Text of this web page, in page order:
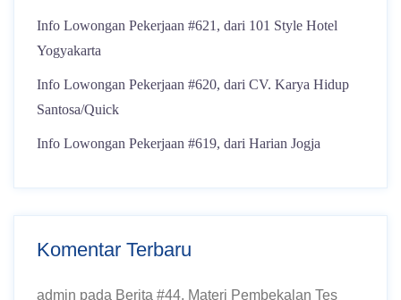
Info Lowongan Pekerjaan #621, dari 101 Style Hotel
Yogyakarta
Info Lowongan Pekerjaan #620, dari CV. Karya Hidup
Santosa/Quick
Info Lowongan Pekerjaan #619, dari Harian Jogja
Komentar Terbaru
admin pada Berita #44, Materi Pembekalan Tes